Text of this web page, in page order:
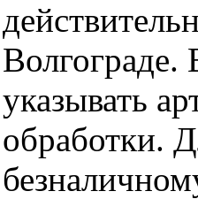
Волгограде.
указывать
обработки.